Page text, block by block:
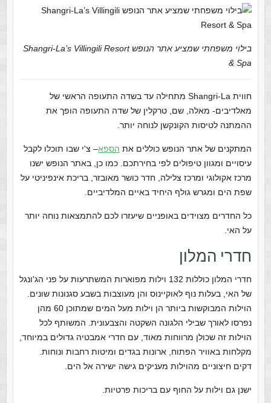
בילוי משפחתי שמציע אתר הנופש Shangri-La’s Villingili Resort
& Spa
חווית Shangri-La מתחילה עד בשדה התעופה הראשי של
מאלדיבים- מאלה, שם, טרקלין של שדה התעופה הופך את
ההמתנה לטיסות הקונקשן לנוחה יותר.
המתקנים של אתר הנופש כוללים את הספא– צ'י שבו תוכלו לקבל
עיסויים ומגוון טיפולים לפי בחירתכם. כמו כן, באתר הנופש ישנו
מרכז אקולוגי ומרכז צלילה, חדר כושר מאובזר, בריכת אינפיניטי על
שפת הים ומגרש גולף היחיד באיים המלדיביים.
כל החדרים מצוידים באופניים שיעזרו לכם להתמצאות נוחה יותר
על האי.
חדרי המלון
חדרי המלון כוללות 132 וילות מפוארות המשתרעות על פני הג'ונגל
של האי, בעלות נוף לאוקיינוס והן מעוצבות בשבע סגנונות שונים.
הוילות המבוקשות ביותר הן וילות מעל המים שמתוכן 60 מהן
נפרסו לאורך שבילי הלגונה השקטה והצבעונית. המשותף לכל
הוילות זה שכולן מרווחות מאוד, עם חדרי אמבטיה גדולים במיוחד,
מקלחות באוויר הפתוח, ארונות בגדים ומיטות רחבות ונוחות.
דקים חיצוניים מהוילות מעניקים גישה ישירה אל הים.
ישנן גם וילות על החוף עם בריכות פרטיות.